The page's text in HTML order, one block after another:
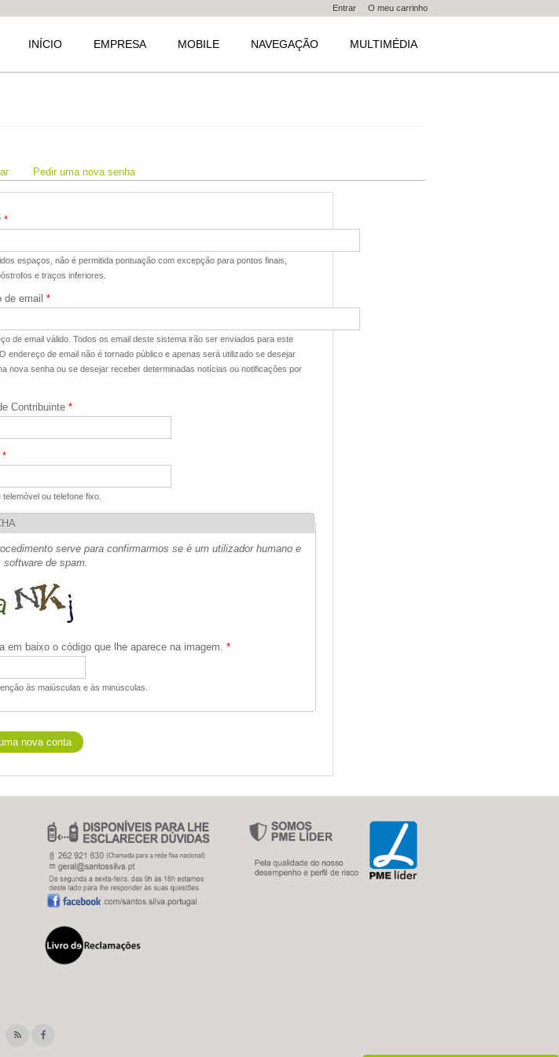
Entrar O meu carrinho
INÍCIO EMPRESA MOBILE NAVEGAÇÃO MULTIMÉDIA
ativo) Pedir uma nova senha
*
espaços, não é permitida pontuação com excepção para pontos finais,
e traços inferiores.
de email*
de email válido. Todos os email deste sistema irão ser enviados para este
endereço de email não é tornado público e apenas será utilizado se desejar
nova senha ou se desejar receber determinadas notícias ou notificações por
Contribuinte*
*
telemóvel ou telefone fixo.
serve para confirmarmos se é um utilizador humano e
software de spam.
em baixo o código que lhe aparece na imagem.*
às maiúsculas e às minúsculas.